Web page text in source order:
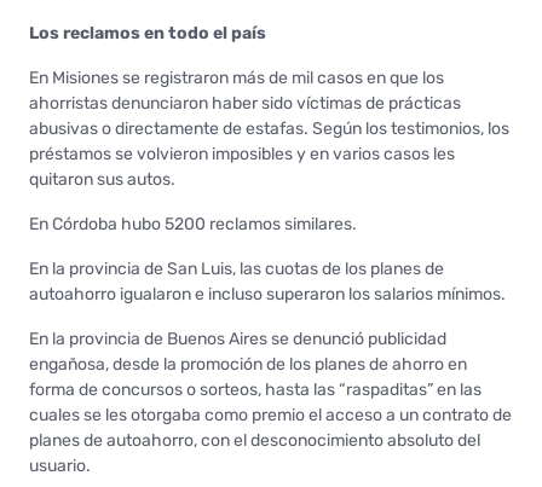
Los reclamos en todo el país
En Misiones se registraron más de mil casos en que los
ahorristas denunciaron haber sido víctimas de prácticas
abusivas o directamente de estafas. Según los testimonios, los
préstamos se volvieron imposibles y en varios casos les
quitaron sus autos.
En Córdoba hubo 5200 reclamos similares.
En la provincia de San Luis, las cuotas de los planes de
autoahorro igualaron e incluso superaron los salarios mínimos.
En la provincia de Buenos Aires se denunció publicidad
engañosa, desde la promoción de los planes de ahorro en
forma de concursos o sorteos, hasta las “raspaditas” en las
cuales se les otorgaba como premio el acceso a un contrato de
planes de autoahorro, con el desconocimiento absoluto del
usuario.